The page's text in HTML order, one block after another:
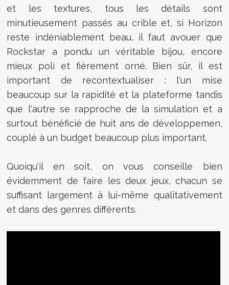
et les textures, tous les détails sont
minutieusement passés au crible et, si Horizon
reste indéniablement beau, il faut avouer que
Rockstar a pondu un véritable bijou, encore
mieux poli et fièrement orné. Bien sûr, il est
important de recontextualiser : l'un mise
beaucoup sur la rapidité et la plateforme tandis
que l'autre se rapproche de la simulation et a
surtout bénéficié de huit ans de développemen,
couplé à un budget beaucoup plus important.
Quoiqu'il en soit, on vous conseille bien
évidemment de faire les deux jeux, chacun se
suffisant largement à lui-même qualitativement
et dans des genres différents.